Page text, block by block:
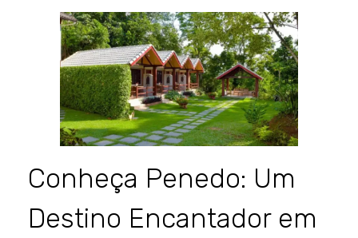
Conheça Penedo: Um
Destino Encantador em